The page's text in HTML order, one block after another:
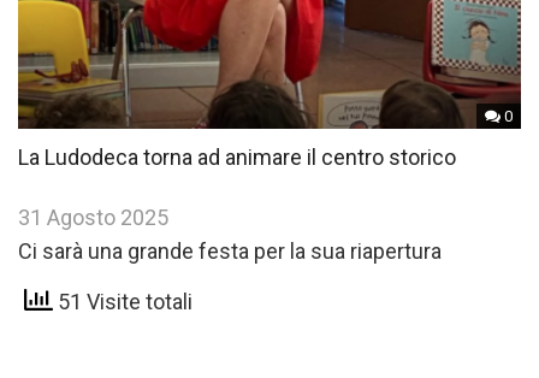
0
La Ludodeca torna ad animare il centro storico
31 Agosto 2025
Ci sarà una grande festa per la sua riapertura
51 Visite totali